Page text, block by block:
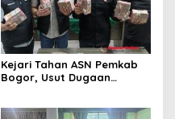
Kejari Tahan ASN Pemkab
Bogor, Usut Dugaan